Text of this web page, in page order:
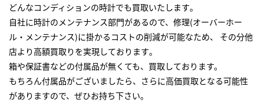
どんなコンディションの時計でも買取いたします｡
自社に時計のメンテナンス部門があるので、修理(オーバーホー
ル・メンテナンス)に掛かるコストの削減が可能なため、 その分他
店より高額買取りを実現しております｡
箱や保証書などの付属品が無くても、買取しております。
もちろん付属品がございましたら、さらに高価買取となる可能性
がありますので、ぜひお持ち下さい｡